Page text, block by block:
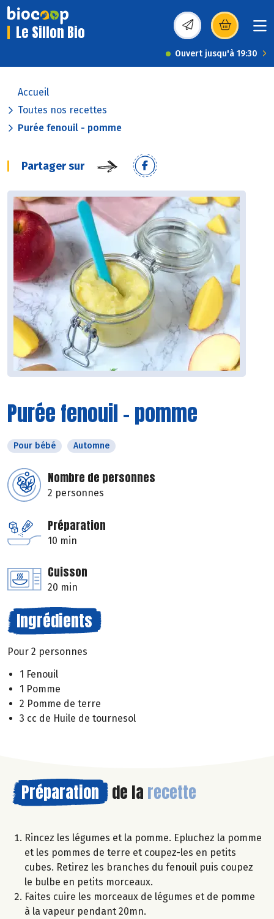
Le Sillon Bio (s’ouvre dans une
Ouvert jusqu'à 19:30
Accueil
Toutes nos recettes
Purée fenouil - pomme
Partager sur
Purée fenouil - pomme
Pour bébé Automne
Nombre de personnes
2 personnes
Préparation
10 min
Cuisson
20 min
Ingrédients
Pour 2 personnes
1 Fenouil
1 Pomme
2 Pomme de terre
3 cc de Huile de tournesol
Préparation de la recette
Rincez les légumes et la pomme. Epluchez la pomme
et les pommes de terre et coupez-les en petits
cubes. Retirez les branches du fenouil puis coupez
le bulbe en petits morceaux.
Faites cuire les morceaux de légumes et de pomme
à la vapeur pendant 20mn.